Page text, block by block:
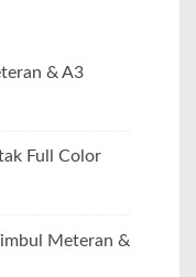
& A3
Full Color
Meteran &